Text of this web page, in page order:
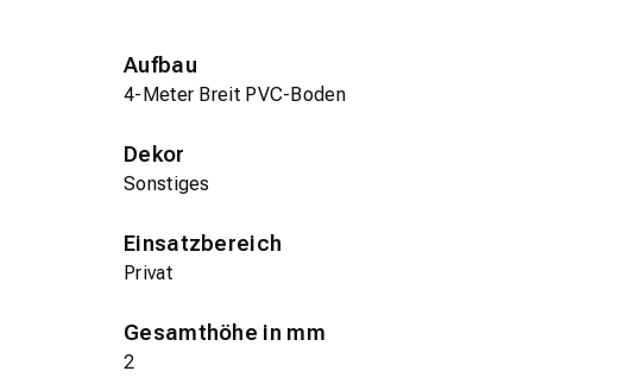
Aufbau
4-Meter Breit PVC-Boden
Dekor
Sonstiges
Einsatzbereich
Privat
Gesamthöhe in mm
2